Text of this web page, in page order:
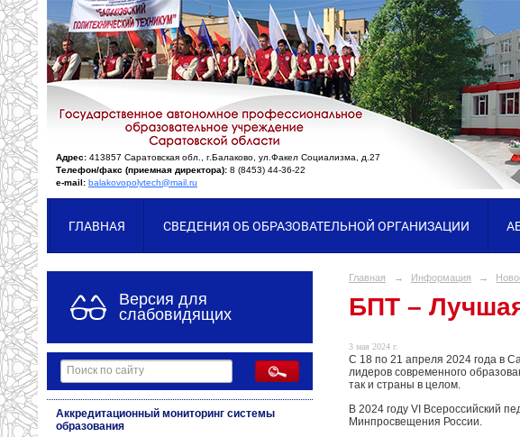
Адрес: 413857 Саратовская обл., г.Балаково, ул.Факел Социализма, д.27
Телефон/факс (приемная директора): 8 (8453) 44-36-22
e-mail: balakovopolytech@mail.ru
ГЛАВНАЯ СВЕДЕНИЯ ОБ ОБРАЗОВАТЕЛЬНОЙ ОРГАНИЗАЦИИ
Версия для
слабовидящих
Аккредитационный мониторинг системы
образования
Главная → Информация →
БПТ –
3 мая 2024 г.
С 18 по 21 апреля 2024 года в
лидеров современного
так и страны в целом.
В 2024 году VI Всероссийский
Минпросвещения России.